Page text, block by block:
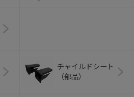
チャイルドシート
（部品）